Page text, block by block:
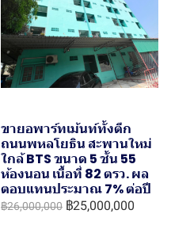
ขายอพาร์ทเม้นท์ทั้งตึก
ถนนพหลโยธิน สะพานใหม่
ใกล้ BTS ขนาด 5 ชั้น 55
ห้องนอน เนื้อที่ 82 ตรว. ผล
ตอบแทนประมาณ 7% ต่อปี
฿26,000,000 ฿25,000,000